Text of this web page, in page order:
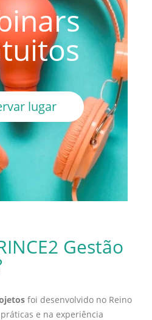
lugar
Gestão
foi desenvolvido no Reino
e na experiência